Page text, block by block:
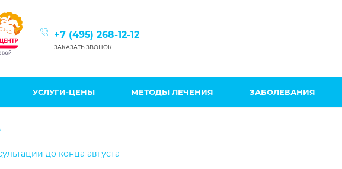
+7 (495) 268-12-12
ЗАКАЗАТЬ ЗВОНОК
УСЛУГИ-ЦЕНЫ МЕТОДЫ ЛЕЧЕНИЯ ЗАБОЛЕВАНИЯ
до конца августа